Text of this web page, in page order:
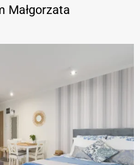
Małgorzata